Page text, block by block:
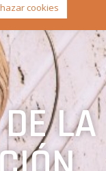
LA
cookies